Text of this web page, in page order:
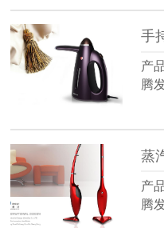
手
产
腾
蒸
产
腾